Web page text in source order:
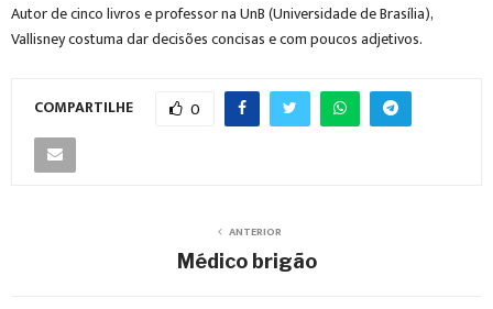
Autor de cinco livros e professor na UnB (Universidade de Brasília),
Vallisney costuma dar decisões concisas e com poucos adjetivos.
COMPARTILHE 0
ANTERIOR
Médico brigão